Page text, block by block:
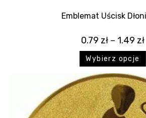
Emblemat Uścisk
0.79 zł – 1.49 zł
Wybierz opcje